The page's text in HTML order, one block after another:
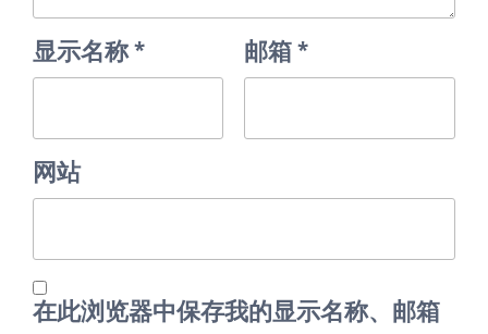
显示名称* 邮箱*
网站
在此浏览器中保存我的显示名称、邮箱